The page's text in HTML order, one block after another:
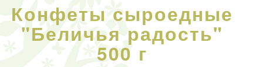
Конфеты сыроедные
"Беличья радость"
500 г